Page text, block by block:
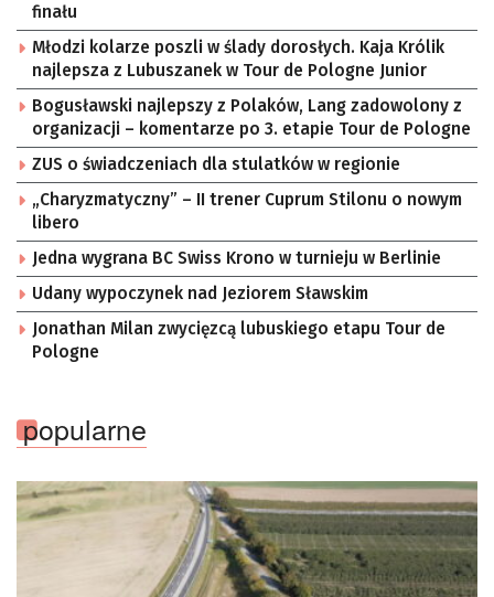
finału
Młodzi kolarze poszli w ślady dorosłych. Kaja Królik
najlepsza z Lubuszanek w Tour de Pologne Junior
Bogusławski najlepszy z Polaków, Lang zadowolony z
organizacji – komentarze po 3. etapie Tour de Pologne
ZUS o świadczeniach dla stulatków w regionie
„Charyzmatyczny” – II trener Cuprum Stilonu o nowym
libero
Jedna wygrana BC Swiss Krono w turnieju w Berlinie
Udany wypoczynek nad Jeziorem Sławskim
Jonathan Milan zwycięzcą lubuskiego etapu Tour de
Pologne
popularne